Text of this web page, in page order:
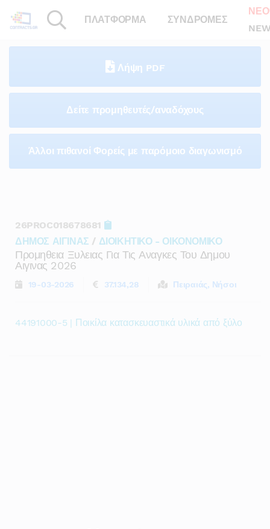
ΠΛΑΤΦΟΡΜΑ ΣΥΝΔΡΟΜΕΣ
Λήψη PDF
Δείτε προμηθευτές/αναδόχους
Άλλοι πιθανοί Φορείς με παρόμοιο διαγωνισμό
26PROC018678681
ΔΗΜΟΣ ΑΙΓΙΝΑΣ / ΔΙΟΙΚΗΤΙΚΟ - ΟΙΚΟΝΟΜΙΚΟ
Προμηθεια Ξυλειας Για Τις Αναγκες Του Δημου
Αιγινας 2026
19-03-2026 37.134,28 Πειραιάς, Νήσοι
44191000-5 | Ποικίλα κατασκευαστικά υλικά από ξύλο